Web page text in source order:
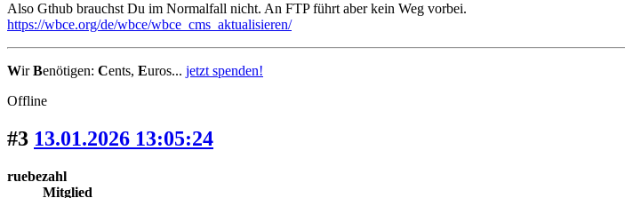
Also Gthub brauchst Du im Normalfall nicht. An FTP führt aber kein Weg vorbei.
https://wbce.org/de/wbce/wbce_cms_aktualisieren/
WirBenötigen: Cents, Euros... jetzt spenden!
Offline
#3 13.01.2026 13:05:24
ruebezahl
Mitglied